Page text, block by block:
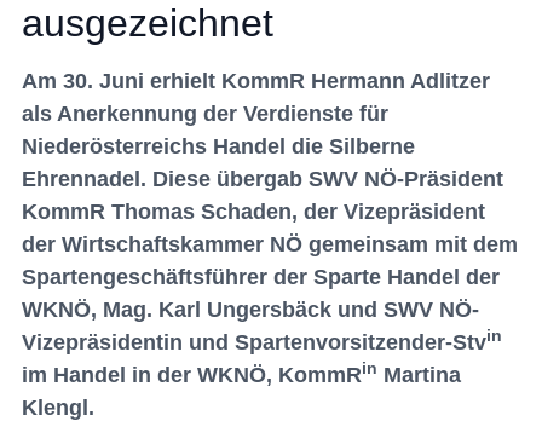
ausgezeichnet
Am 30. Juni erhielt KommR Hermann Adlitzer
als Anerkennung der Verdienste für
Niederösterreichs Handel die Silberne
Ehrennadel. Diese übergab SWV NÖ-Präsident
KommR Thomas Schaden, der Vizepräsident
der Wirtschaftskammer NÖ gemeinsam mit dem
Spartengeschäftsführer der Sparte Handel der
WKNÖ, Mag. Karl Ungersbäck und SWV NÖ-
Vizepräsidentin und Spartenvorsitzender-Stvin
im Handel in der WKNÖ, KommRin Martina
Klengl.